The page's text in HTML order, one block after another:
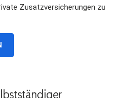
Zusatzversicherungen zu